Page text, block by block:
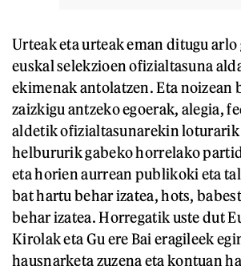
Urteak eta urteak eman ditugu
euskal selekzioen ofizialtasuna
ekimenak antolatzen. Eta noizean
zaizkigu antzeko egoerak, alegia,
aldetik ofizialtasunarekin loturarik
helbururik gabeko horrelako
eta horien aurrean publikoki eta
bat hartu behar izatea, hots,
behar izatea. Horregatik uste dut
Kirolak eta Gu ere Bai eragileek
hausnarketa zuzena eta kontuan